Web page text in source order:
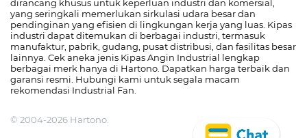
dirancang khusus untuk keperluan industri dan komersial,
yang seringkali memerlukan sirkulasi udara besar dan
pendinginan yang efisien di lingkungan kerja yang luas. Kipas
industri dapat ditemukan di berbagai industri, termasuk
manufaktur, pabrik, gudang, pusat distribusi, dan fasilitas besar
lainnya. Cek aneka jenis Kipas Angin Industrial lengkap
berbagai merk hanya di Hartono. Dapatkan harga terbaik dan
garansi resmi. Hubungi kami untuk segala macam
rekomendasi Industrial Fan.
© 2004-2026 Hartono.